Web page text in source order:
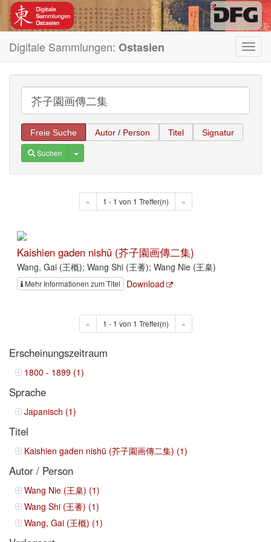
Digitale Sammlungen: Ostasien
Freie Suche Autor / Person Titel Signatur
Suchen Toggle Dropdown
« 1 - 1 von 1 Treffer(n) »
Kaishien gaden nishū (芥子園画傳二集)
Wang, Gai (王概); Wang Shi (王蓍); Wang Nie (王臬)
Mehr Informationen zum Titel Download
« 1 - 1 von 1 Treffer(n) »
Erscheinungszeitraum
1800 - 1899 (1)
Sprache
Japanisch (1)
Titel
Kaishien gaden nishū (芥子園画傳二集) (1)
Autor / Person
Wang Nie (王臬) (1)
Wang Shi (王蓍) (1)
Wang, Gai (王概) (1)